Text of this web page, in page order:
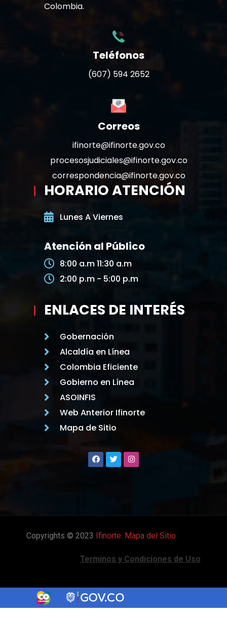
Colombia.
Teléfonos
(607) 594 2652
Correos
ifinorte@ifinorte.gov.co
procesosjudiciales@ifinorte.gov.co
correspondencia@ifinorte.gov.co
HORARIO ATENCIÓN
Lunes A Viernes
Atención al Público
8:00 a.m 11:30 a.m
2:00 p.m - 5:00 p.m
ENLACES DE INTERÉS
Gobernación
Alcaldía en Línea
Colombia Eficiente
Gobierno en Línea
ASOINFIS
Web Anterior Ifinorte
Mapa de Sitio
Copyrights © 2023 Ifinorte Mapa del Sitio
Terminos y Condiciones de Uso